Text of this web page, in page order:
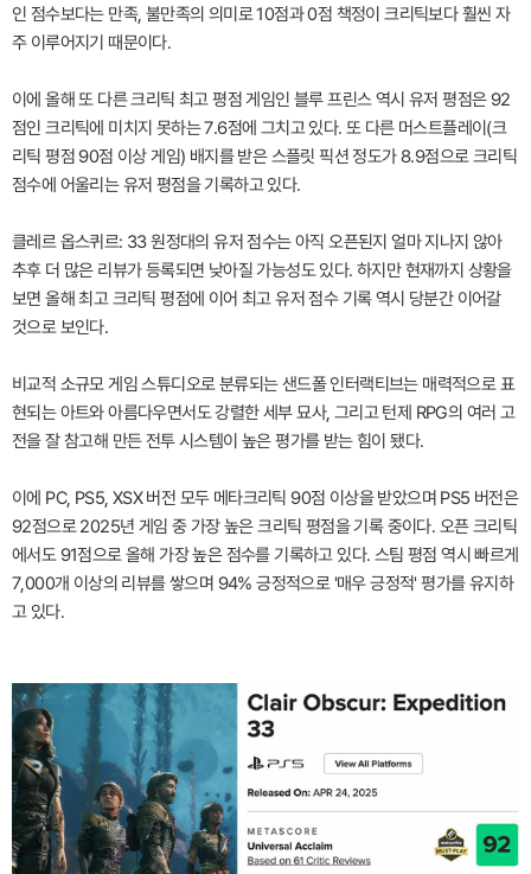
인 점수보다는 만족, 불만족의 의미로 10점과 0점 책정이 크리틱보다 훨씬 자
주 이루어지기 때문이다.
이에 올해 또 다른 크리틱 최고 평점 게임인 블루 프린스 역시 유저 평점은 92
점인 크리틱에 미치지 못하는 7.6점에 그치고 있다. 또 다른 머스트플레이(크
리틱 평점 90점 이상 게임) 배지를 받은 스플릿 픽션 정도가 8.9점으로 크리틱
점수에 어울리는 유저 평점을 기록하고 있다.
클레르 옵스퀴르: 33 원정대의 유저 점수는 아직 오픈된지 얼마 지나지 않아
추후 더 많은 리뷰가 등록되면 낮아질 가능성도 있다. 하지만 현재까지 상황을
보면 올해 최고 크리틱 평점에 이어 최고 유저 점수 기록 역시 당분간 이어갈
것으로 보인다.
비교적 소규모 게임 스튜디오로 분류되는 샌드폴 인터랙티브는 매력적으로 표
현되는 아트와 아름다우면서도 강렬한 세부 묘사, 그리고 턴제 RPG의 여러 고
전을 잘 참고해 만든 전투 시스템이 높은 평가를 받는 힘이 됐다.
이에 PC, PS5, XSX 버전 모두 메타크리틱 90점 이상을 받았으며 PS5 버전은
92점으로 2025년 게임 중 가장 높은 크리틱 평점을 기록 중이다. 오픈 크리틱
에서도 91점으로 올해 가장 높은 점수를 기록하고 있다. 스팀 평점 역시 빠르게
7,000개 이상의 리뷰를 쌓으며 94% 긍정적으로 '매우 긍정적' 평가를 유지하
고 있다.